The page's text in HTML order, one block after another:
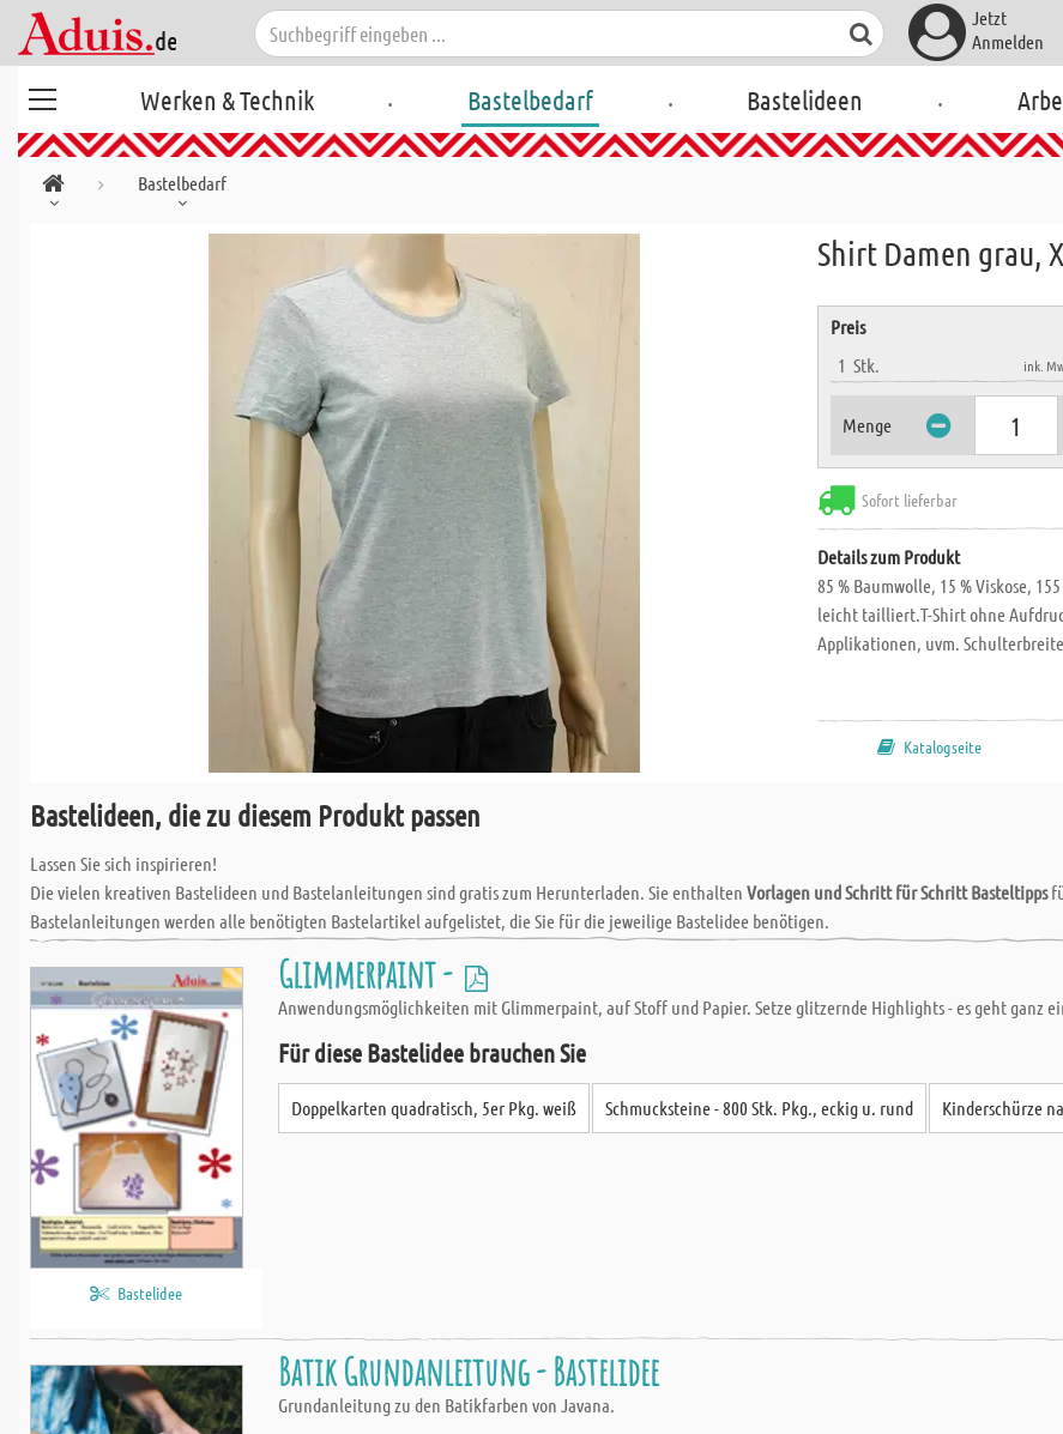
Jetzt
Anmelden
Werken & Technik . Bastelbedarf . Bastelideen .
Bastelbedarf
Shirt Damen grau,
Preis
1 Stk. ink.
Menge
Sofort lieferbar
Details zum Produkt
85 % Baumwolle, 15 % Viskose,
leicht tailliert.T-Shirt ohne
Applikationen, uvm.
Katalogseite
Bastelideen, die zu diesem Produkt passen
Lassen Sie sich inspirieren!
Die vielen kreativen Bastelideen und Bastelanleitungen sind gratis zum Herunterladen. Sie enthalten Vorlagen und Schritt für Schritt Basteltipps
Bastelanleitungen werden alle benötigten Bastelartikel aufgelistet, die Sie für die jeweilige Bastelidee benötigen.
Bastelidee
Glimmerpaint -
Anwendungsmöglichkeiten mit Glimmerpaint, auf Stoff und Papier. Setze glitzernde Highlights - es geht ganz
Für diese Bastelidee brauchen Sie
Doppelkarten quadratisch, 5er Pkg. weiß Schmucksteine - 800 Stk. Pkg., eckig u. rund Kinderschürze
Batik Grundanleitung - Bastelidee
Grundanleitung zu den Batikfarben von Javana.